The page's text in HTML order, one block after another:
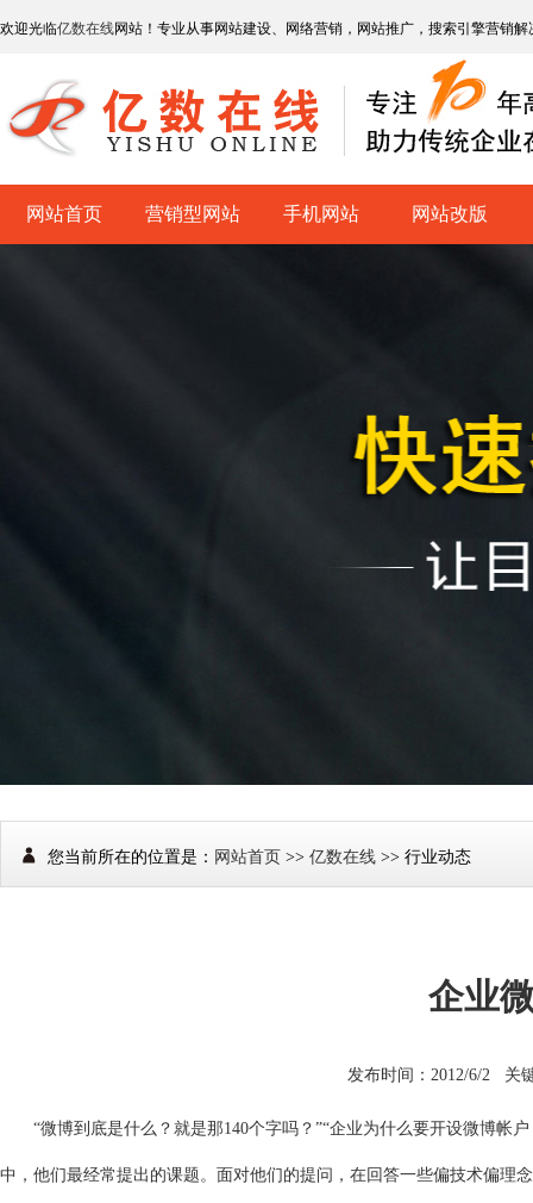
欢迎光临亿数在线网站！专业从事网站建设、网络营销，网站推广，搜索引擎营销
网站首页 营销型网站 手机网站 网站改版
您当前所在的位置是： 网站首页 >> 亿数在线 >> 行业动态
企业
发布时间：2012/6/2 关
“微博到底是什么？就是那140个字吗？”“企业为什么要开设微博帐
中，他们最经常提出的课题。面对他们的提问，在回答一些偏技术偏理